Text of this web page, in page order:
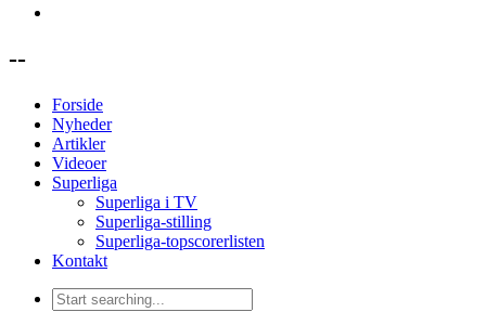
--
Forside
Nyheder
Artikler
Videoer
Superliga
Superliga i TV
Superliga-stilling
Superliga-topscorerlisten
Kontakt